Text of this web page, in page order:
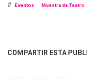
#
Eventos Muestra de Teatro
COMPARTIR ESTA